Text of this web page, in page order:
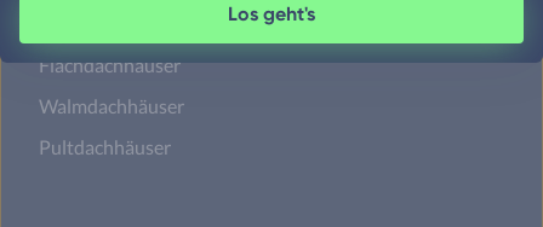
Flachdachhäuser
Walmdachhäuser
Pultdachhäuser
Los geht's